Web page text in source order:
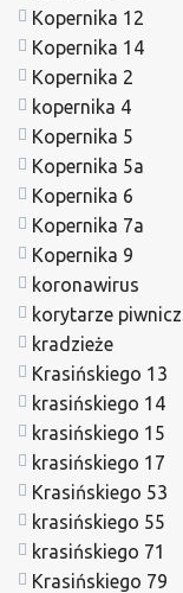
Kopernika 12
Kopernika 14
Kopernika 2
kopernika 4
Kopernika 5
Kopernika 5a
Kopernika 6
Kopernika 7a
Kopernika 9
koronawirus
korytarze
kradzieże
Krasińskiego 13
krasińskiego 14
krasińskiego 15
krasińskiego 17
Krasińskiego 53
krasińskiego 55
krasińskiego 71
Krasińskiego 79